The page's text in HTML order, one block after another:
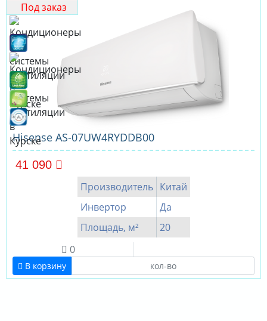
Под заказ
Hisense AS-07UW4RYDDB00
41 090
Производитель Китай
Инвертор
Да
Площадь, м²
20
0
В корзину